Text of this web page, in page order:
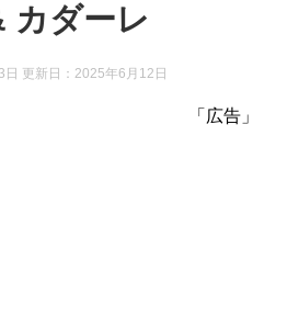
カダーレ
更新日： 2025年6月12日
「広告」